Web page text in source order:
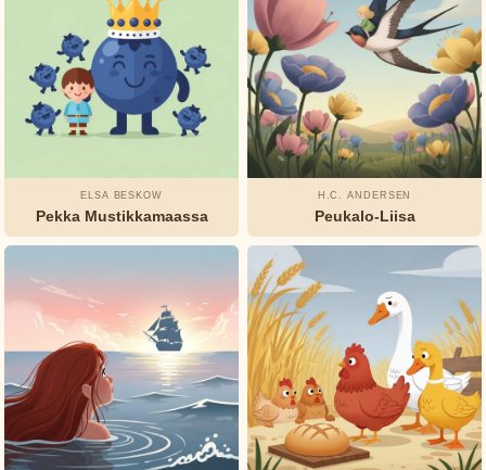
Piper
ELSA BESKOW
Pekka Mustikkamaassa
H.C. ANDERSEN
Peukalo-Liisa